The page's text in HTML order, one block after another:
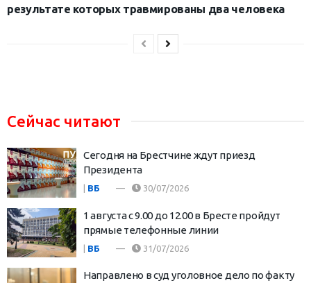
результате которых травмированы два человека
Сейчас читают
Сегодня на Брестчине ждут приезд
Президента
ВБ 30/07/2026
1 августа с 9.00 до 12.00 в Бресте пройдут
прямые телефонные линии
| ВБ 31/07/2026
Направлено в суд уголовное дело по факту